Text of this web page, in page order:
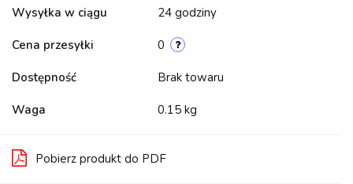
Wysyłka w ciągu 24 godziny
Cena przesyłki 0
Dostępność Brak towaru
Waga 0.15 kg
Pobierz produkt do PDF